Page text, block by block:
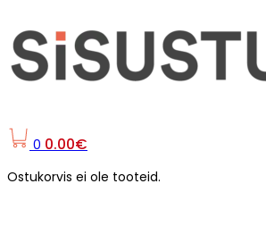
0 0.00€
Ostukorvis ei ole tooteid.